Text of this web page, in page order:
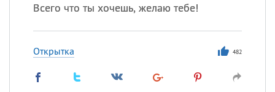
Всего что ты хочешь, желаю тебе!
Открытка 482